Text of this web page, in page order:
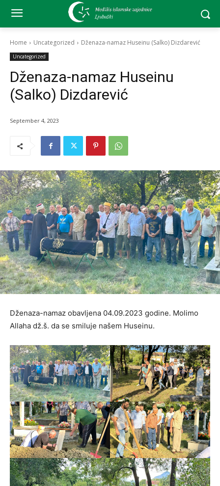
Home Uncategorized Dženaza-namaz Huseinu (Salko) Dizdarević
Uncategorized
Dženaza-namaz Huseinu
(Salko) Dizdarević
September 4, 2023
Dženaza-namaz obavljena 04.09.2023 godine. Molimo
Allaha d‍ž.š. da se smiluje našem Huseinu.